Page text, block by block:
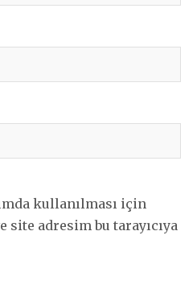
kullanılması için
site adresim bu tarayıcıya